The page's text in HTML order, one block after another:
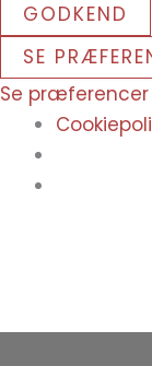
GODKEND
SE
Se præferencer